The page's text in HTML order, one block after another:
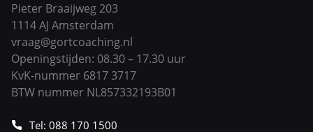
Pieter Braaijweg 203
1114 AJ Amsterdam
vraag@gortcoaching.nl
Openingstijden: 08.30 – 17.30 uur
KvK-nummer 6817 3717
BTW nummer NL857332193B01
Tel: 088 170 1500